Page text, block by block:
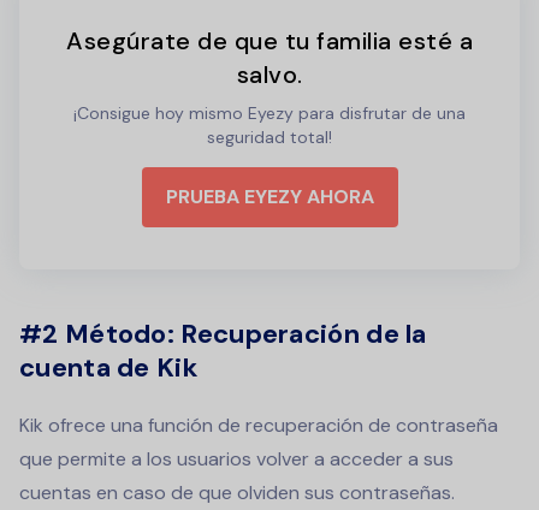
Asegúrate de que tu familia esté a
salvo.
¡Consigue hoy mismo Eyezy para disfrutar de una
seguridad total!
PRUEBA EYEZY AHORA
#2 Método: Recuperación de la
cuenta de Kik
Kik ofrece una función de recuperación de contraseña
que permite a los usuarios volver a acceder a sus
cuentas en caso de que olviden sus contraseñas.